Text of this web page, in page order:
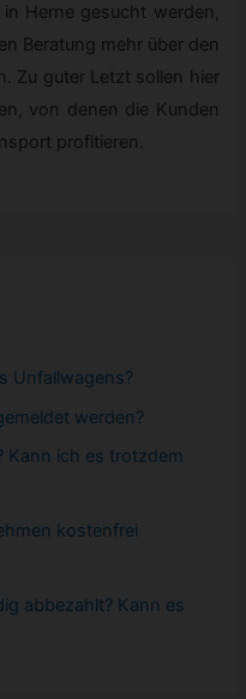
Herne gesucht werden,
Beratung mehr über den
Zu guter Letzt sollen hier
von denen die Kunden
profitieren.
Unfallwagens?
werden?
Kann ich es trotzdem
kostenfrei
abbezahlt? Kann es